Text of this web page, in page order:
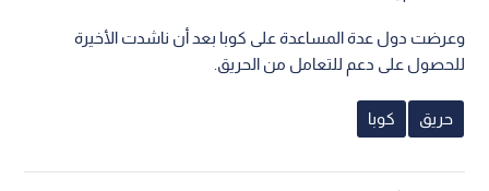
وعرضت دول عدة المساعدة على كوبا بعد أن ناشدت الأخيرة
للحصول على دعم للتعامل من الحريق.
حريق كوبا